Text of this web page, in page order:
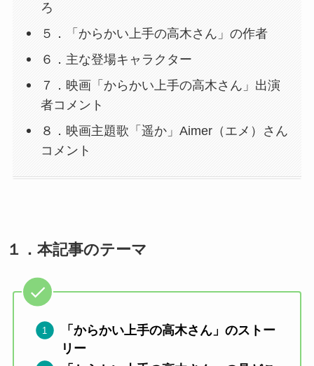
ろ
５．「からかい上手の高木さん」の作者
６．主な登場キャラクター
７．映画「からかい上手の高木さん」出演
者コメント
８．映画主題歌「遥か」Aimer（エメ）さん
コメント
１． 本記事のテーマ
「からかい上手の高木さん」のストー
リー